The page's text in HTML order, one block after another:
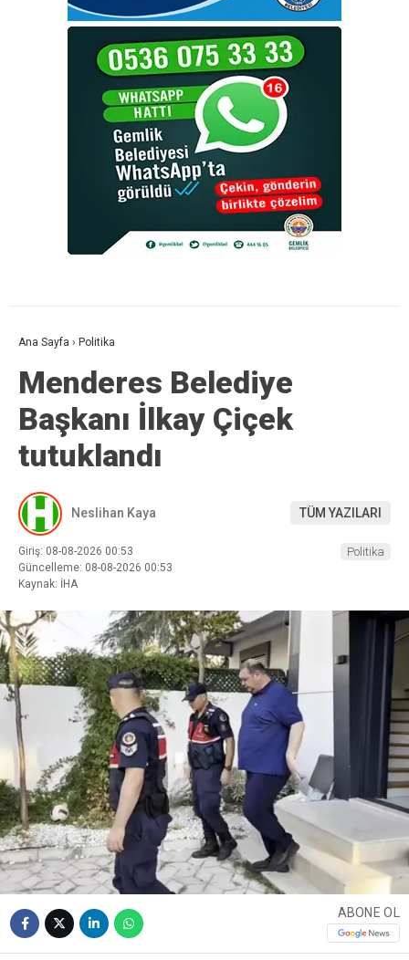
Ana Sayfa › Politika
Menderes Belediye
Başkanı İlkay Çiçek
tutuklandı
Neslihan Kaya TÜM YAZILARI
Giriş: 08-08-2026 00:53
Güncelleme: 08-08-2026 00:53
Kaynak: İHA
Politika
ABONE OL